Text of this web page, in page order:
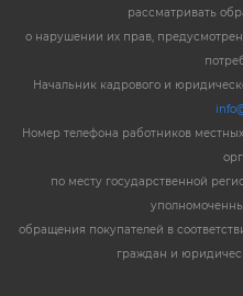
рассматривать
о нарушении их прав,
Начальник кадрового и
Номер телефона работников
по месту государственной
обращения покупателей в
граждан и